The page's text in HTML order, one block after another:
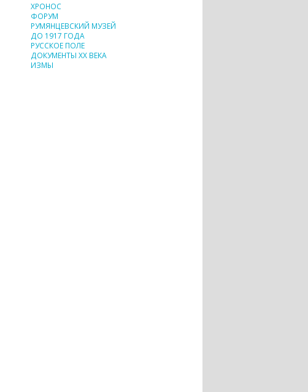
ХРОНОС
ФОРУМ
РУМЯНЦЕВСКИЙ МУЗЕЙ
ДО 1917 ГОДА
РУССКОЕ ПОЛЕ
ДОКУМЕНТЫ XX ВЕКА
ИЗМЫ